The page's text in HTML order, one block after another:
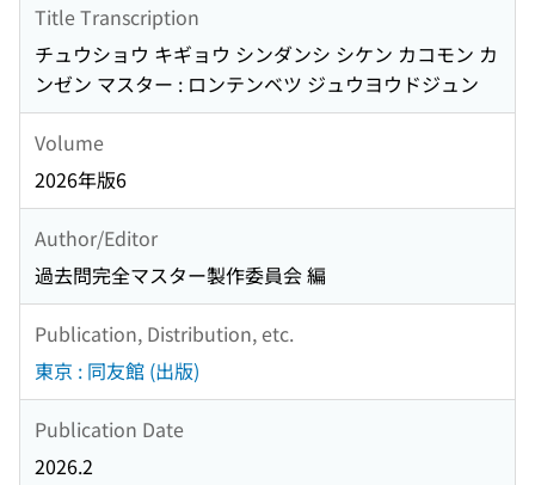
Title Transcription
チュウショウ キギョウ シンダンシ シケン カコモン カ
ンゼン マスター : ロンテンベツ ジュウヨウドジュン
Volume
2026年版6
Author/Editor
過去問完全マスター製作委員会 編
Publication, Distribution, etc.
東京 : 同友館 (出版)
Publication Date
2026.2